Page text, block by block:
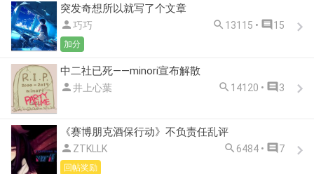
突发奇想所以就写了个文章
巧巧  13115 •  15
加分
中二社已死——minori宣布解散
井上心葉  14120 •  3
《赛博朋克酒保行动》不负责任乱评
 ZTKLLK  6484 •  7
回帖奖励